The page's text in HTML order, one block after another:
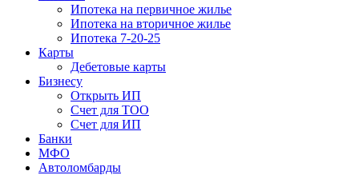
Ипотека на первичное жилье
Ипотека на вторичное жилье
Ипотека 7-20-25
Карты
Дебетовые карты
Бизнесу
Открыть ИП
Cчет для ТОО
Счет для ИП
Банки
МФО
Автоломбарды